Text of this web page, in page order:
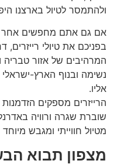
ולהתמסר לטיול בארצנו
אם גם אתם מחפשים אחר
בפניכם את טיולי רייזרים,
המרהיבים של אזור טבריה
נשימה ובנוף הארץ-
אליו.
הרייזרים מספקים הזדמנות
שוברת שגרה ורוויה
מטיול חווייתי ומגבש
מצפון תבוא